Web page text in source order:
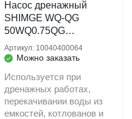
Насос дренажный
SHIMGE WQ-QG
50WQ0.75QG
(380В/750Вт/14000л.ч/1
6м/30мм/нож)
Можно заказать
Артикул: 10040400064
Используется при
дренажных работах,
перекачивании воды из
емкостей, котлованов и